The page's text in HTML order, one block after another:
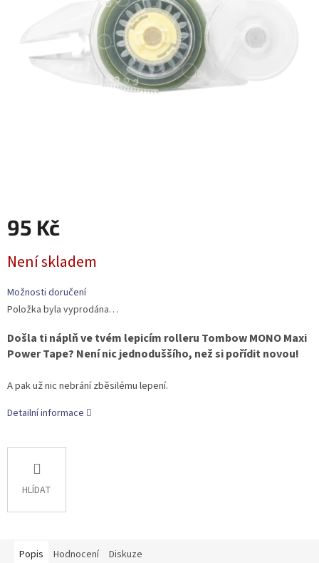
95 Kč
cena:
Není skladem
Možnosti doručení
Položka byla vyprodána…
Došla ti náplň ve tvém lepicím rolleru Tombow MONO Maxi
Power Tape? Není nic jednoduššího, než si pořídit novou!
A pak už nic nebrání zběsilému lepení.
Detailní informace
HLÍDAT
Popis Hodnocení Diskuze